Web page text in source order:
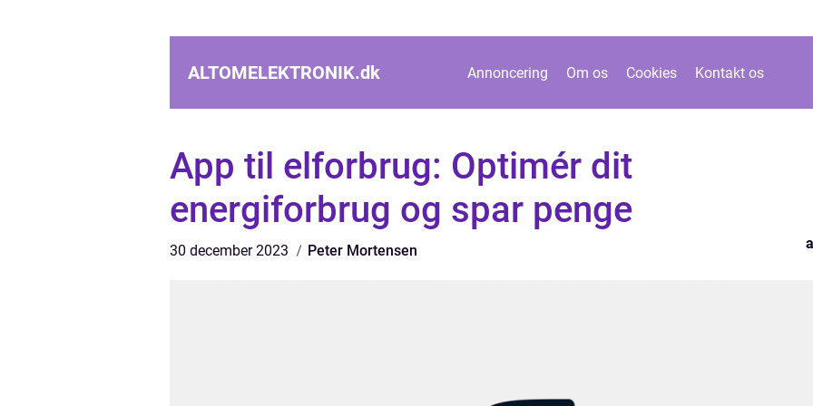
ALTOMELEKTRONIK.dk Annoncering Om os Cookies Kontakt os
App til elforbrug: Optimér dit
energiforbrug og spar penge
30 december 2023 Peter Mortensen